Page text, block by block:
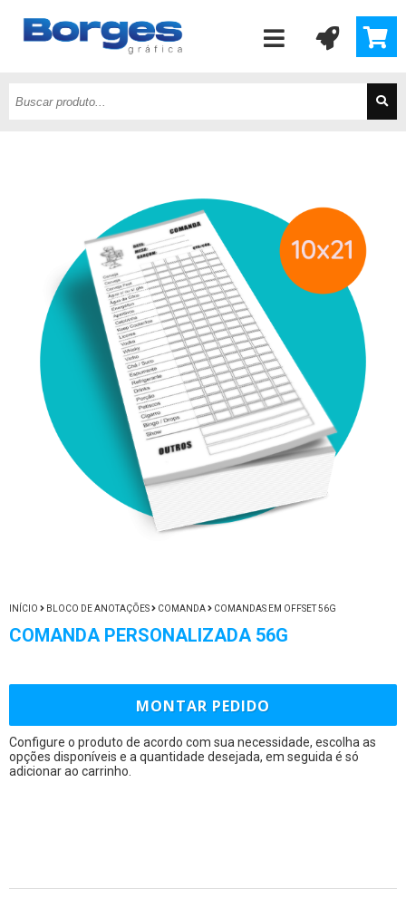
INÍCIO BLOCO DE ANOTAÇÕES COMANDA COMANDAS EM OFFSET 56G
COMANDA PERSONALIZADA 56G
MONTAR PEDIDO
Configure o produto de acordo com sua necessidade, escolha as
opções disponíveis e a quantidade desejada, em seguida é só
adicionar ao carrinho.